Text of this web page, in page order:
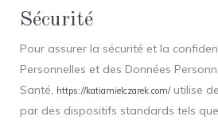
Sécurité
Pour assurer la sécurité et la
Personnelles et des Données
Santé, https://katiamielczarek.com/utilise
par des dispositifs standards tels